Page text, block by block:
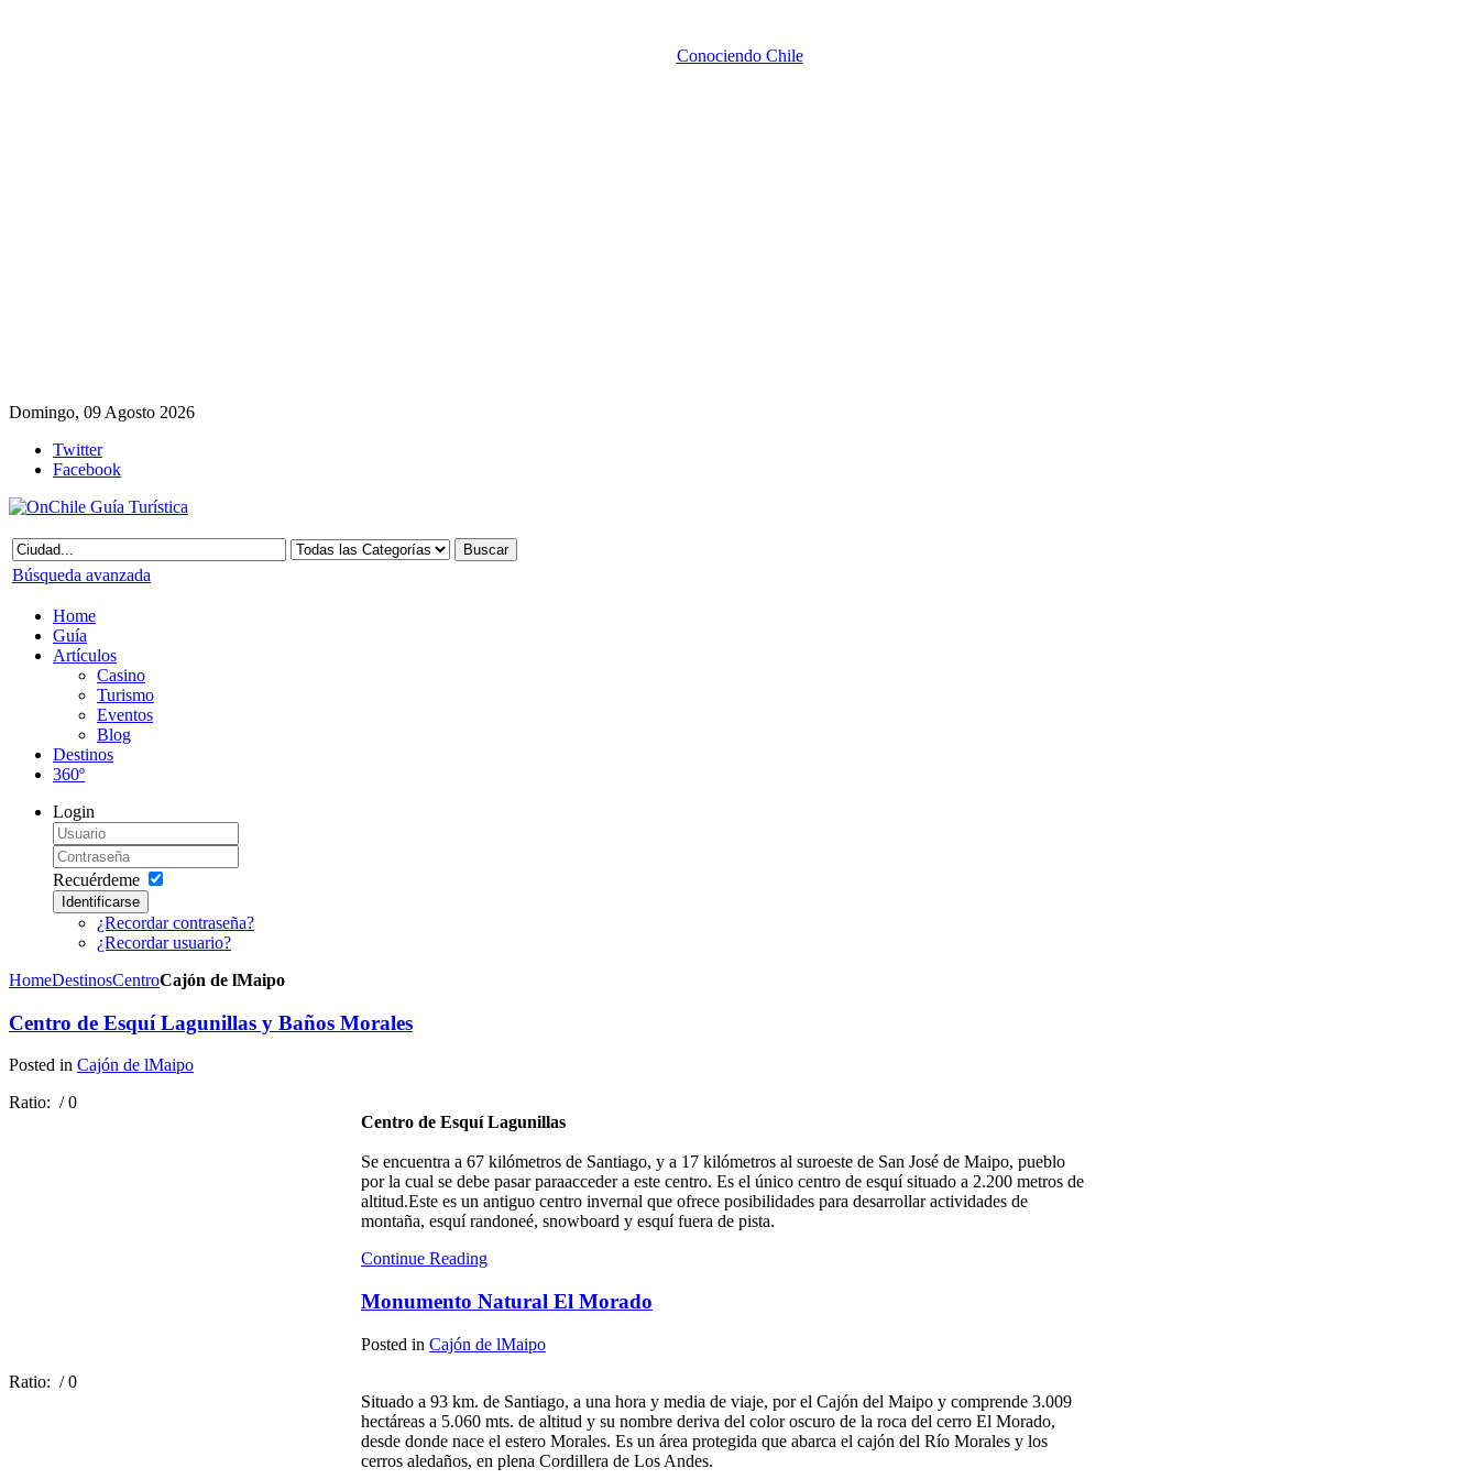
Conociendo Chile
Domingo, 09 Agosto 2026
Twitter
Facebook
Búsqueda avanzada
Home
Guía
Artículos
Casino
Turismo
Eventos
Blog
Destinos
360º
Login
Recuérdeme
Identificarse
¿Recordar contraseña?
¿Recordar usuario?
HomeDestinosCentroCajón de lMaipo
Centro de Esquí Lagunillas y Baños Morales
Posted in Cajón de lMaipo
Ratio: / 0
Centro de Esquí Lagunillas
Se encuentra a 67 kilómetros de Santiago, y a 17 kilómetros al suroeste de San José de Maipo, pueblo
por la cual se debe pasar paraacceder a este centro. Es el único centro de esquí situado a 2.200 metros de
altitud.Este es un antiguo centro invernal que ofrece posibilidades para desarrollar actividades de
montaña, esquí randoneé, snowboard y esquí fuera de pista.
Continue Reading
Monumento Natural El Morado
Posted in Cajón de lMaipo
Ratio: / 0
Situado a 93 km. de Santiago, a una hora y media de viaje, por el Cajón del Maipo y comprende 3.009
hectáreas a 5.060 mts. de altitud y su nombre deriva del color oscuro de la roca del cerro El Morado,
desde donde nace el estero Morales. Es un área protegida que abarca el cajón del Río Morales y los
cerros aledaños, en plena Cordillera de Los Andes.